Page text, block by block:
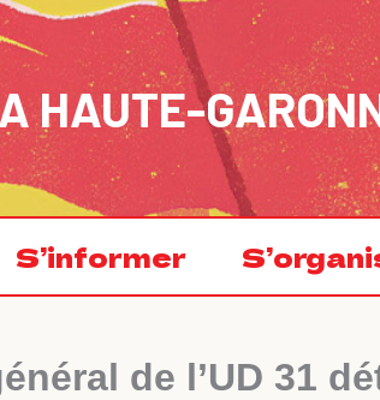
HAUTE-
S’informer
de l’UD 31